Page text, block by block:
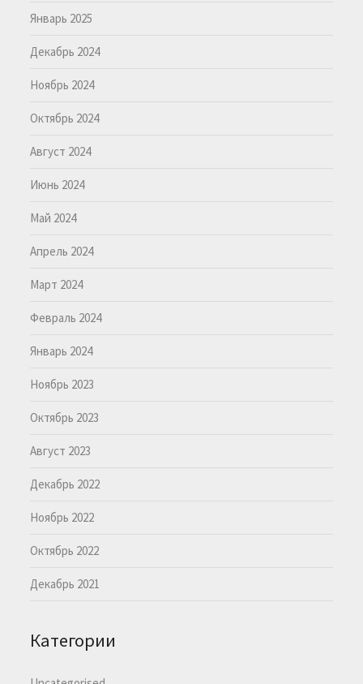
Январь 2025
Декабрь 2024
Ноябрь 2024
Октябрь 2024
Август 2024
Июнь 2024
Май 2024
Апрель 2024
Март 2024
Февраль 2024
Январь 2024
Ноябрь 2023
Октябрь 2023
Август 2023
Декабрь 2022
Ноябрь 2022
Октябрь 2022
Декабрь 2021
Категории